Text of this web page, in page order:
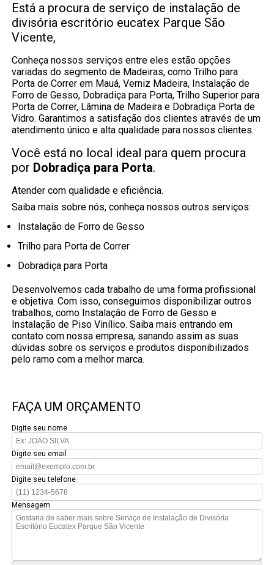
Está a procura de serviço de instalação de
divisória escritório eucatex Parque São
Vicente,
Conheça nossos serviços entre eles estão opções
variadas do segmento de Madeiras, como Trilho para
Porta de Correr em Mauá, Verniz Madeira, Instalação de
Forro de Gesso, Dobradiça para Porta, Trilho Superior para
Porta de Correr, Lâmina de Madeira e Dobradiça Porta de
Vidro. Garantimos a satisfação dos clientes através de um
atendimento único e alta qualidade para nossos clientes.
Você está no local ideal para quem procura
por Dobradiça para Porta.
Atender com qualidade e eficiência.
Saiba mais sobre nós, conheça nossos outros serviços:
Instalação de Forro de Gesso
Trilho para Porta de Correr
Dobradiça para Porta
Desenvolvemos cada trabalho de uma forma profissional
e objetiva. Com isso, conseguimos disponibilizar outros
trabalhos, como Instalação de Forro de Gesso e
Instalação de Piso Vinílico. Saiba mais entrando em
contato com nossa empresa, sanando assim as suas
dúvidas sobre os serviços e produtos disponibilizados
pelo ramo com a melhor marca.
FAÇA UM ORÇAMENTO
Digite seu nome
Digite seu email
Digite seu telefone
Mensagem